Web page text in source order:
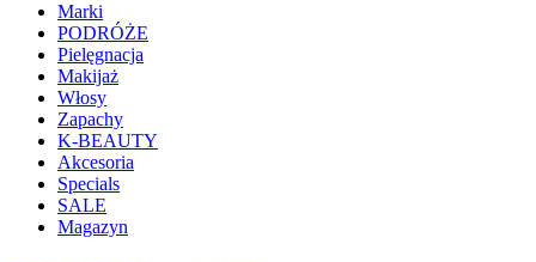
Marki
PODRÓŻE
Pielęgnacja
Makijaż
Włosy
Zapachy
K-BEAUTY
Akcesoria
Specials
SALE
Magazyn